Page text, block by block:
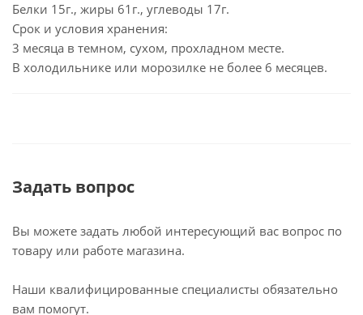
Белки 15г., жиры 61г., углеводы 17г.
Срок и условия хранения:
3 месяца в темном, сухом, прохладном месте.
В холодильнике или морозилке не более 6 месяцев.
Задать вопрос
Вы можете задать любой интересующий вас вопрос по
товару или работе магазина.
Наши квалифицированные специалисты обязательно
вам помогут.